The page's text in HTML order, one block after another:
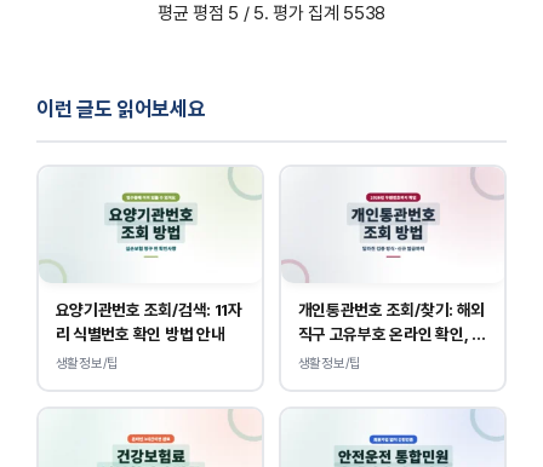
평균 평점 5 / 5. 평가 집계 5538
이런 글도 읽어보세요
요양기관번호 조회/검색: 11자
리 식별번호 확인 방법 안내
생활정보/팁
개인통관번호 조회/찾기: 해외
직구 고유부호 온라인 확인, 발
급 방법
생활정보/팁